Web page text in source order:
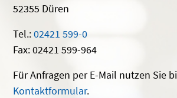
52355 Düren
Tel.:02421 599-0
Fax: 02421 599-964
Für Anfragen per E-Mail nutzen Sie
Kontaktformular.